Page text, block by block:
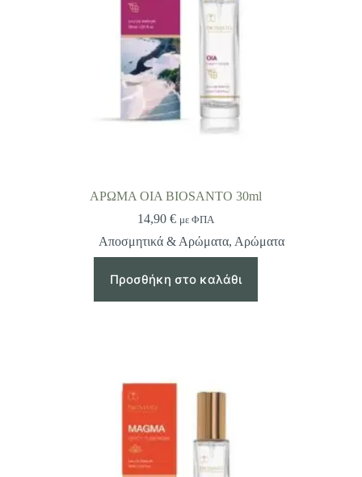
ΑΡΩΜΑ OIA BIOSANTO 30ml
14,90 € με ΦΠΑ
Αποσμητικά & Αρώματα,Αρώματα
Προσθήκη στο καλάθι